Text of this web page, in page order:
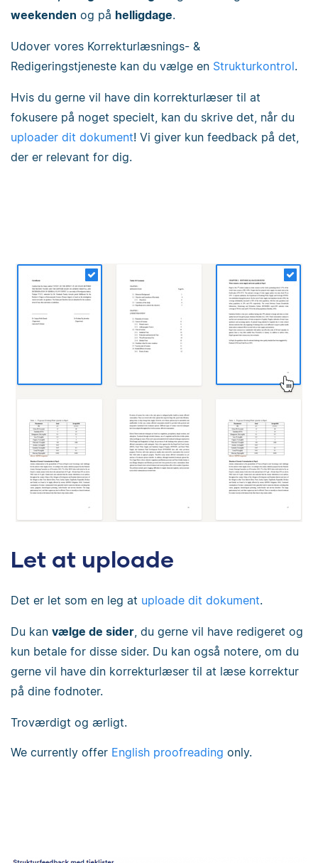
weekenden og på helligdage.
Udover vores Korrekturlæsnings- &
Redigeringstjeneste kan du vælge en Strukturkontrol.
Hvis du gerne vil have din korrekturlæser til at
fokusere på noget specielt, kan du skrive det, når du
uploader dit dokument! Vi giver kun feedback på det,
der er relevant for dig.
Let at uploade
Det er let som en leg at uploade dit dokument.
Du kan vælge de sider , du gerne vil have redigeret og
kun betale for disse sider. Du kan også notere, om du
gerne vil have din korrekturlæser til at læse korrektur
på dine fodnoter.
Troværdigt og ærligt.
We currently offer English proofreading only.